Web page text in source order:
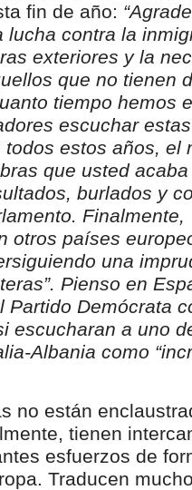
fin de año:
lucha contra la
exteriores y la
que no tienen
tiempo hemos
escuchar
estos años, el
que usted
burlados y
Finalmente,
otros países
una
Pienso en
Partido Demócrata
escucharan a uno
Albania como
no están
tienen
esfuerzos de
Traducen